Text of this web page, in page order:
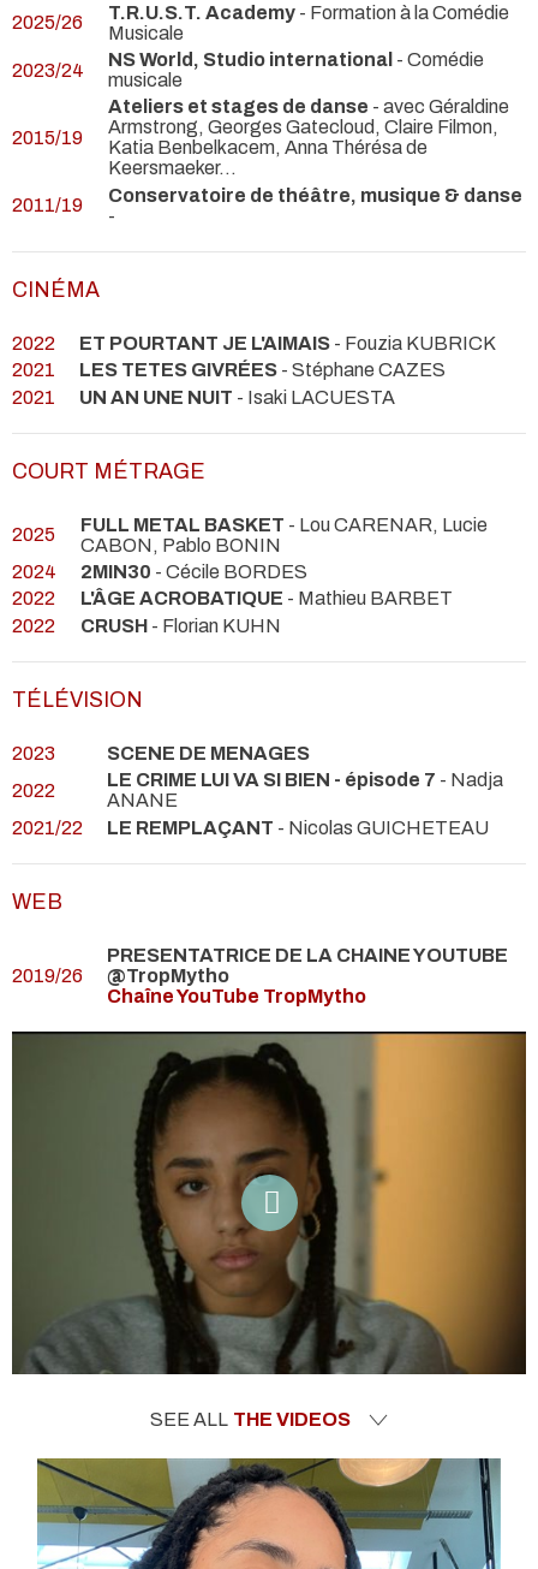
SEE ALL THE VIDEOS
2025/26 T.R.U.S.T. Academy - Formation à la Comédie
Musicale
2023/24
NS World, Studio international - Comédie
musicale
2015/19
Ateliers et stages de danse - avec Géraldine
Armstrong, Georges Gatecloud, Claire Filmon,
Katia Benbelkacem, Anna Thérésa de
Keersmaeker…
2011/19
Conservatoire de théâtre, musique & danse
-
CINÉMA
2022 ET POURTANT JE L'AIMAIS - Fouzia KUBRICK
2021
LES TETES GIVRÉES - Stéphane CAZES
2021
UN AN UNE NUIT - Isaki LACUESTA
COURT MÉTRAGE
2025 FULL METAL BASKET - Lou CARENAR, Lucie
CABON, Pablo BONIN
2024
2MIN30 - Cécile BORDES
2022
L'ÂGE ACROBATIQUE - Mathieu BARBET
2022
CRUSH - Florian KUHN
TÉLÉVISION
2023
SCENE DE MENAGES
2022
LE CRIME LUI VA SI BIEN - épisode 7 - Nadja
ANANE
2021/22
LE REMPLAÇANT - Nicolas GUICHETEAU
WEB
2019/26
PRESENTATRICE DE LA CHAINE YOUTUBE
@TropMytho
Chaîne YouTube TropMytho